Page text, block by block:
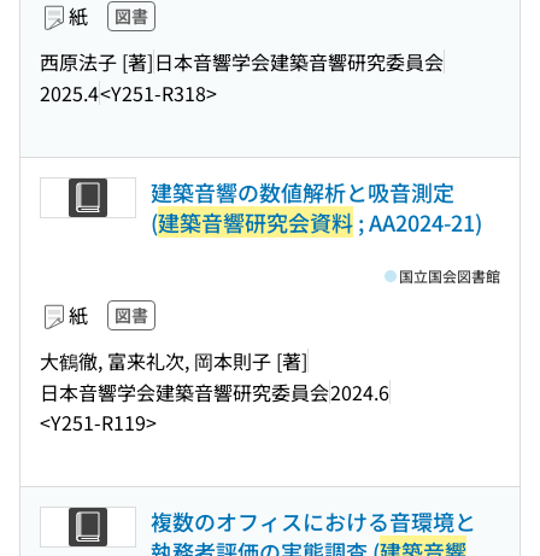
紙 図書
西原法子 [著]日本音響学会建築音響研究委員会
2025.4<Y251-R318>
建築音響の数値解析と吸音測定
(建築音響研究会資料; AA2024-21)
紙 図書
大鶴徹, 富来礼次, 岡本則子 [著]
日本音響学会建築音響研究委員会2024.6
<Y251-R119>
国立国会図書館
複数のオフィスにおける音環境と